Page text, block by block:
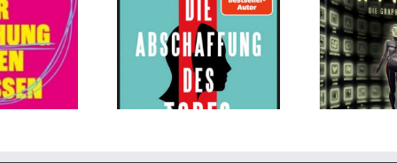
Abschaffung
Todes von
Eschbach
Cryptos von Ursula
Poznanski,
Christopher
Tauber, Timo
Grubing